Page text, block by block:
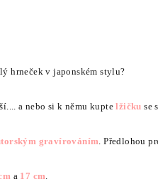
hrneček v japonském stylu?
a nebo si k němu kuptelžičku se
gravírováním. Předlohou
a 17 cm.